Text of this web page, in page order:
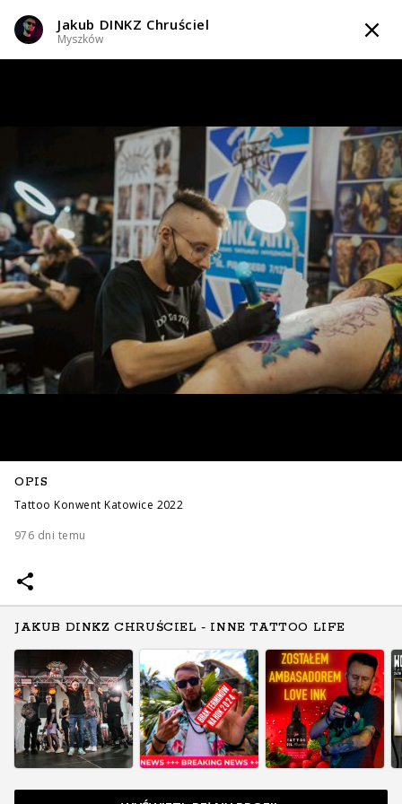
TATTOOARTIST
Jakub DINKZ Chruściel
Myszków
Abstrakcyjny / Geometryczny / Ornamenty / Graficzny /
Sketch / Minimalizm / Newschool / Graffiti / Cartoon
i 4 więcej
WIADOMOŚĆ
TATUAŻE WZORY TATTOO LIFE INFO
Jakub DINKZ Chruściel
Myszków
OPIS
Tattoo Konwent Katowice 2022
976 dni temu
JAKUB DINKZ CHRUŚCIEL - INNE TATTOO LIFE